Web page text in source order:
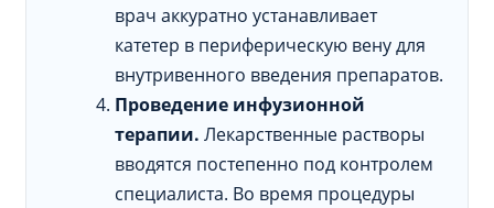
врач аккуратно устанавливает
катетер в периферическую вену для
внутривенного введения препаратов.
Проведение инфузионной
терапии. Лекарственные растворы
вводятся постепенно под контролем
специалиста. Во время процедуры